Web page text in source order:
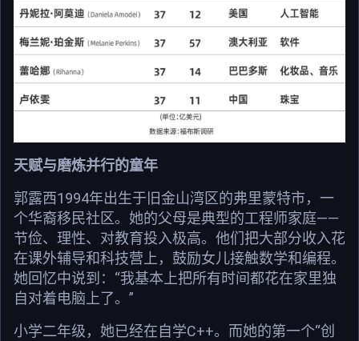
天赋与磨炼并行的童年
郭露西1994年出生于旧金山湾区的弗里蒙特市，一
个华裔移民社区。她的父母是典型的工程师家庭——
节俭、理性、对教育投入极高。他们把大部分收入花
在课外辅导和科技营上，鼓励女儿接触数学和编程。
她回忆中说到：“我基本上把所有时间都花在家里独
自对着电脑上了。”
小学二年级，她已经在自学C++。而她的第一个“创